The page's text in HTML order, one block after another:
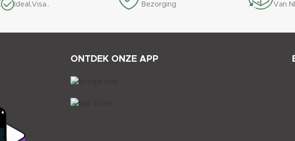
Ideal,Visa.. Bezorging Van
ONTDEK ONZE APP